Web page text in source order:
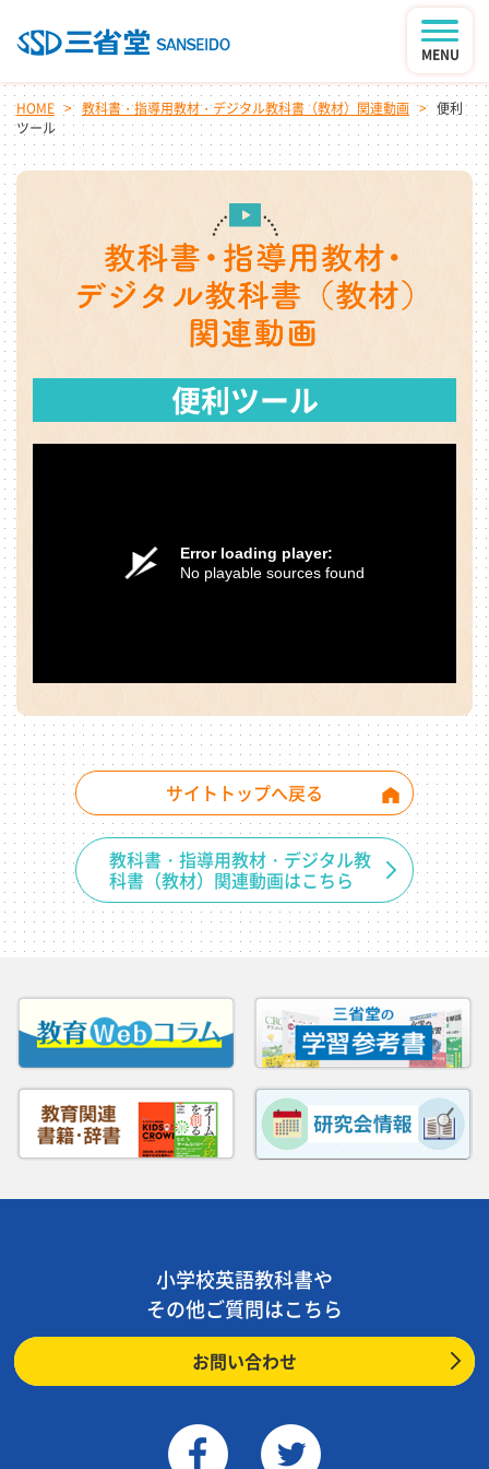
MENU
HOME 教科書・指導用教材・デジタル教科書（教材）関連動画
便利
ツール
便利ツール
Error loading player:
No playable sources found
サイトトップへ戻る
教科書・指導用教材・デジタル教
科書（教材）関連動画はこちら
小学校英語教科書や
その他ご質問はこちら
お問い合わせ